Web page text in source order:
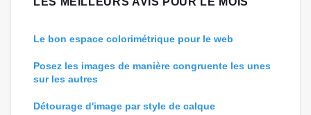
Le bon espace colorimétrique pour le web
Posez les images de manière congruente les unes
sur les autres
Détourage d'image par style de calque